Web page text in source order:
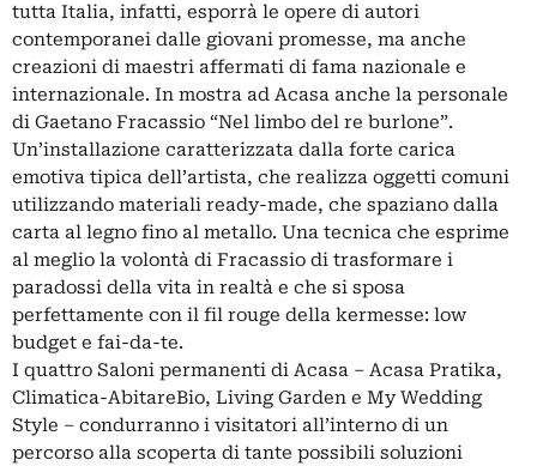
tutta Italia, infatti, esporrà le opere di autori
contemporanei dalle giovani promesse, ma anche
creazioni di maestri affermati di fama nazionale e
internazionale. In mostra ad Acasa anche la personale
di Gaetano Fracassio “Nel limbo del re burlone”.
Un’installazione caratterizzata dalla forte carica
emotiva tipica dell’artista, che realizza oggetti comuni
utilizzando materiali ready-made, che spaziano dalla
carta al legno fino al metallo. Una tecnica che esprime
al meglio la volontà di Fracassio di trasformare i
paradossi della vita in realtà e che si sposa
perfettamente con il fil rouge della kermesse: low
budget e fai-da-te.
I quattro Saloni permanenti di Acasa – Acasa Pratika,
Climatica-AbitareBio, Living Garden e My Wedding
Style – condurranno i visitatori all’interno di un
percorso alla scoperta di tante possibili soluzioni